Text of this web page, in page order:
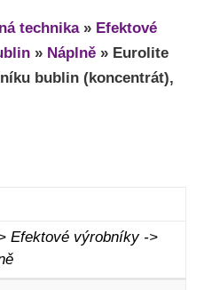
technika» Efektové
» Náplně » Eurolite
bublin (koncentrát),
Efektové výrobníky ->